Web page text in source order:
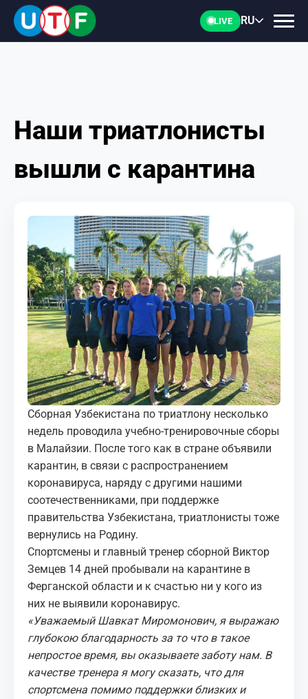
LIVE RU
ГЛАВНАЯ
ФТУ
ДОКУМЕНТЫ
ПЕРСОНАЛИИ
МЕДИА
КОРТЫ
КОНТАКТЫ
UZ-PIN
Наши триатлонисты
вышли с карантина
Сборная Узбекистана по триатлону несколько
недель проводила учебно-тренировочные сборы
в Малайзии. После того как в стране объявили
карантин, в связи с распространением
коронавируса, наряду с другими нашими
соотечественниками, при поддержке
правительства Узбекистана, триатлонисты тоже
вернулись на Родину.
Спортсмены и главный тренер сборной Виктор
Земцев 14 дней пробывали на карантине в
Ферганской области и к счастью ни у кого из
них не выявили коронавирус.
«Уважаемый Шавкат Миромонович, я выражаю
глубокою благодарность за то что в такое
непростое время, вы оказываете заботу нам. В
качестве тренера я могу сказать, что для
спортсмена помимо поддержки близких и